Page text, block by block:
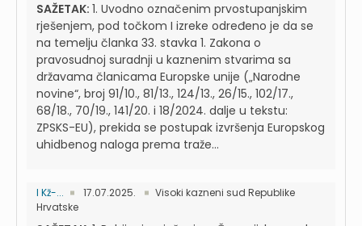
SAŽETAK: 1. Uvodno označenim prvostupanjskim
rješenjem, pod točkom I izreke određeno je da se
na temelju članka 33. stavka 1. Zakona o
pravosudnoj suradnji u kaznenim stvarima sa
državama članicama Europske unije („Narodne
novine“, broj 91/10., 81/13., 124/13., 26/15., 102/17.,
68/18., 70/19., 141/20. i 18/2024. dalje u tekstu:
ZPSKS-EU), prekida se postupak izvršenja Europskog
uhidbenog naloga prema traže...
I Kž-... 17.07.2025.
Visoki kazneni sud Republike
Hrvatske